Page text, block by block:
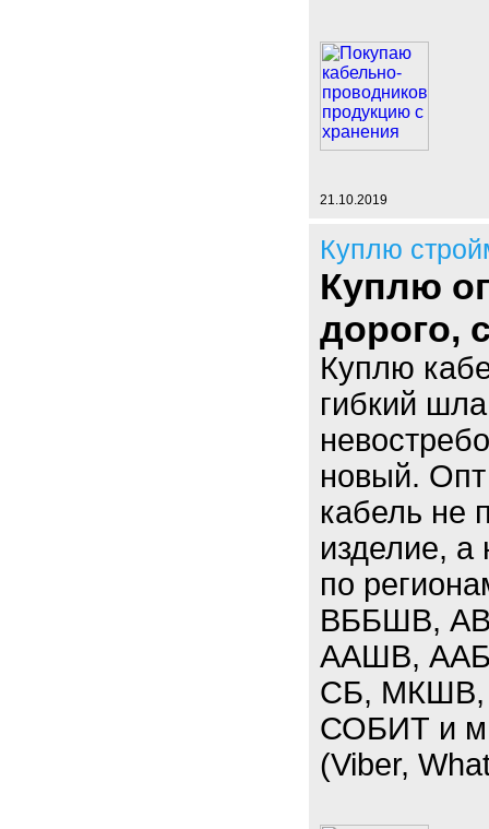
21.10.2019
Куплю
Куплю
дорого,
Куплю
гибкий
новый.
кабель не
изделие,
по
ВББШВ,
ААШВ,
СБ, МКШВ,
СОБИТ и
(Viber,